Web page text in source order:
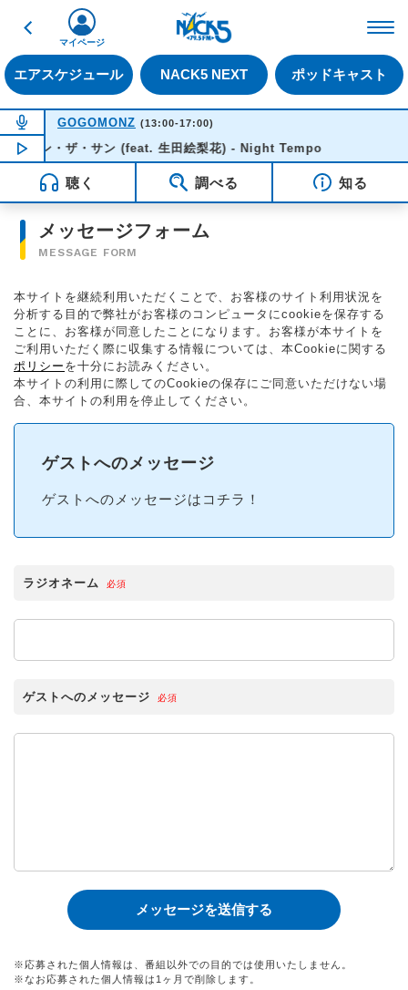
戻る
エアスケジュール NACK5 NEXT ポッドキャスト
マイページ
NOW ON AIR
GOGOMONZ (13:00-17:00)
NOW PLAYING15:51
・イン・ザ・サン (feat. 生田絵梨花) - Night Tempo
聴く 調べる 知る
メッセージフォーム
MESSAGE FORM
本サイトを継続利用いただくことで、お客様のサイト利用状況を
分析する目的で弊社がお客様のコンピュータにcookieを保存する
ことに、お客様が同意したことになります。お客様が本サイトを
ご利用いただく際に収集する情報については、本Cookieに関する
ポリシー を十分にお読みください。
本サイトの利用に際してのCookieの保存にご同意いただけない場
合、本サイトの利用を停止してください。
ゲストへのメッセージ
ゲストへのメッセージはコチラ！
ラジオネーム 必須
ゲストへのメッセージ 必須
※応募された個人情報は、番組以外での目的では使用いたしません。
※なお応募された個人情報は1ヶ月で削除します。